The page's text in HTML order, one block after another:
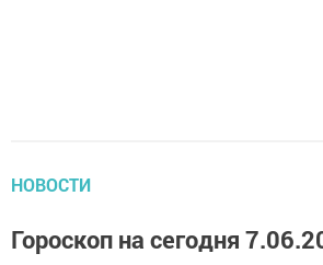
НОВОСТИ
Гороскоп на сегодня